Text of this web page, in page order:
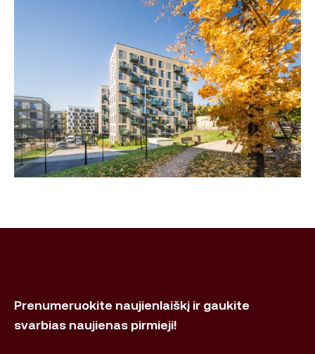
Prenumeruokite naujienlaiškį ir gaukite
svarbias naujienas pirmieji!